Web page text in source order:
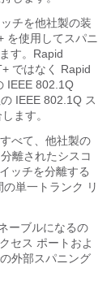
チを他社製の装
を使用してスパニ
す。Rapid
ではなく Rapid
IEEE 802.1Q
IEEE 802.1Q ス
ます。
べて、他社製の
離されたシスコ
ッチを分離する
単一トランク リ
ーブルになるの
セス ポートおよ
外部スパニング